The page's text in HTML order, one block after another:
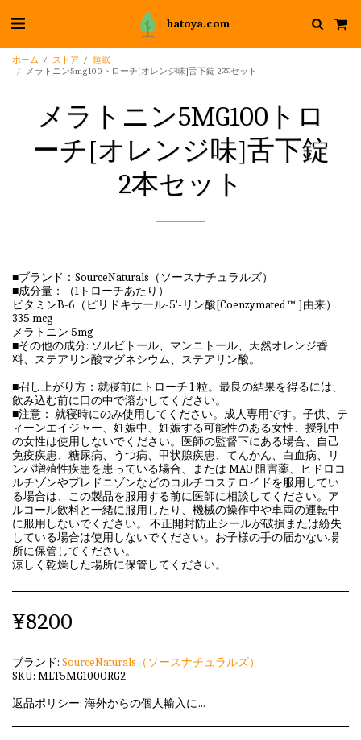
hatoya.com
ホーム ストア
睡眠
メラトニン5mg100トローチ[オレンジ味]舌下錠 2本セット
メラトニン5MG100トロ
ーチ[オレンジ味]舌下錠
2本セット
■ブランド：SourceNaturals（ソースナチュラルズ）
■成分量：（1トローチあたり）
ビタミンB-6（ピリドキサール-5'-リン酸[Coenzymated ™ ]由来）
335 mcg
メラトニン 5mg
■その他の成分: ソルビトール、マンニトール、天然オレンジ香
料、ステアリン酸マグネシウム、ステアリン酸。
■召し上がり方：就寝前にトローチ 1 粒。最良の結果を得るには、
飲み込む前に口の中で溶かしてください。
■注意： 就寝時にのみ使用してください。成人専用です。子供、テ
ィーンエイジャー、妊娠中、妊娠する可能性のある女性、授乳中
の女性は使用しないでください。医師の監督下にある場合、自己
免疫疾患、糖尿病、うつ病、甲状腺疾患、てんかん、白血病、リ
ンパ増殖性疾患を患っている場合、または MAO 阻害薬、ヒドロコ
ルチゾンやプレドニゾンなどのコルチコステロイドを服用してい
る場合は、この製品を服用する前に医師に相談してください。ア
ルコール飲料と一緒に服用したり、機械の操作中や車両の運転中
に服用しないでください。 不正開封防止シールが破損または紛失
している場合は使用しないでください。お子様の手の届かない場
所に保管してください。
涼しく乾燥した場所に保管してください。
¥8200
ブランド: SourceNaturals（ソースナチュラルズ）
SKU: MLT5MG100ORG2
返品ポリシー: 海外からの個人輸入に該当しますため、発送後のキャンセル・返品はいずれも承れません。